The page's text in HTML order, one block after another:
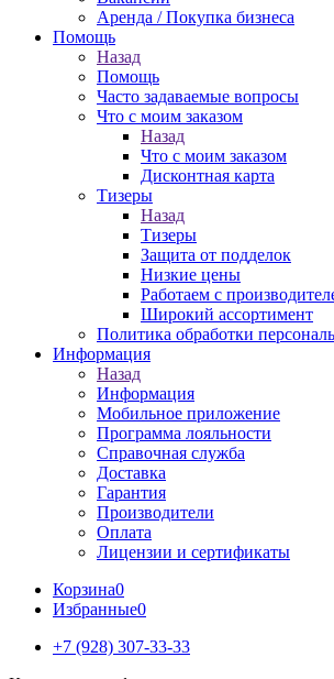
Аренда / Покупка бизнеса
Помощь
Назад
Помощь
Часто задаваемые вопросы
Что с моим заказом
Назад
Что с моим заказом
Дисконтная карта
Тизеры
Назад
Тизеры
Защита от подделок
Низкие цены
Работаем с
Широкий ассортимент
Политика обработки
Информация
Назад
Информация
Мобильное приложение
Программа лояльности
Справочная служба
Доставка
Гарантия
Производители
Оплата
Лицензии и сертификаты
Корзина0
Избранные0
+7 (928) 307-33-33